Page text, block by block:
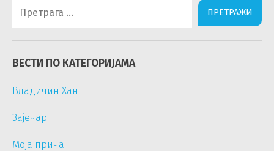
за:
ВЕСТИ ПО КАТЕГОРИЈАМА
Владичин Хан
Зајечар
Моја прича